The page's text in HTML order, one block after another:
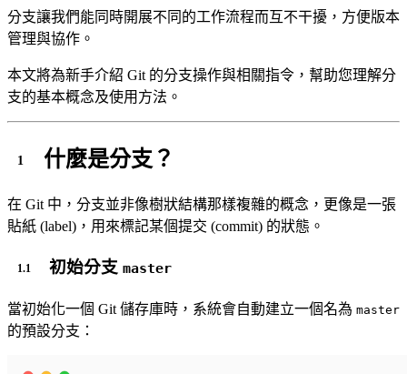
分支讓我們能同時開展不同的工作流程而互不干擾，方便版本
管理與協作。
本文將為新手介紹 Git 的分支操作與相關指令，幫助您理解分
支的基本概念及使用方法。
什麼是分支？
在 Git 中，分支並非像樹狀結構那樣複雜的概念，更像是一張
貼紙 (label)，用來標記某個提交 (commit) 的狀態。
初始分支 master
當初始化一個 Git 儲存庫時，系統會自動建立一個名為 master
的預設分支：